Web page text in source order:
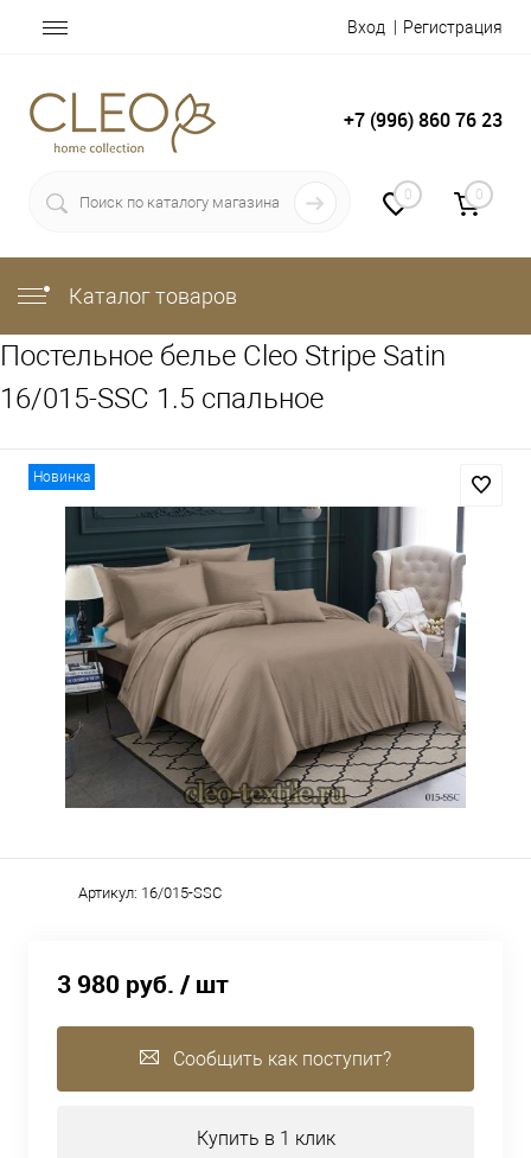
Вход Регистрация
+7 (996) 860 76 23
0 0
Каталог товаров
Постельное белье Cleo Stripe Satin
16/015-SSC 1.5 спальное
Новинка
Артикул: 16/015-SSC
3 980 руб. / шт
Сообщить как поступит?
Купить в 1 клик